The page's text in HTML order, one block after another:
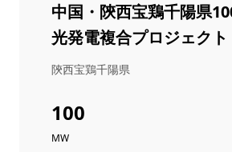
中国・陝西宝鶏千陽県
光発電複合プロジェクト
陝西宝鶏千陽県
100
MW